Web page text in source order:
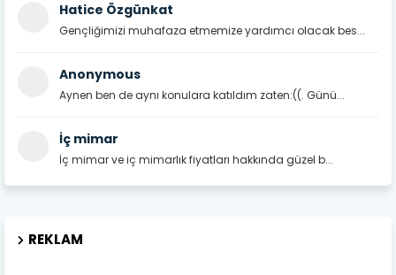
Hatice Özgünkat
Gençliğimizi muhafaza etmemize yardımcı olacak bes...
Anonymous
Aynen ben de aynı konulara katıldım zaten:((. Günü...
İç mimar
İç mimar ve iç mimarlık fiyatları hakkında güzel b...
REKLAM